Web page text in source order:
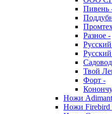
Пивень
Разное -
Твой
Форт -
Ножи
Ножи Firebird